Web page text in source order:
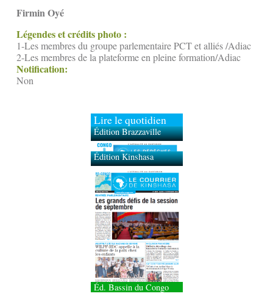
Firmin Oyé
Légendes et crédits photo :
1-Les membres du groupe parlementaire PCT et alliés /Adiac
2-Les membres de la plateforme en pleine formation/Adiac
Notification:
Non
Lire le quotidien
Édition Brazzaville
Édition Kinshasa
Éd. Bassin du Congo